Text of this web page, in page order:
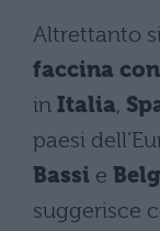
Altrettanto
faccina
in Italia,
paesi
Bassi e
suggerisce